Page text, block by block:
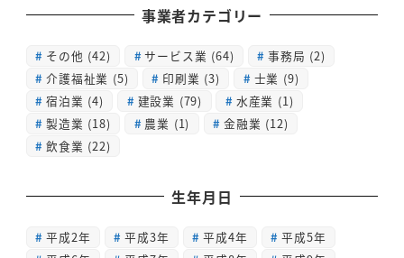
事業者カテゴリー
その他 (42) サービス業 (64) 事務局 (2)
介護福祉業 (5) 印刷業 (3) 士業 (9)
宿泊業 (4) 建設業 (79) 水産業 (1)
製造業 (18) 農業 (1) 金融業 (12)
飲食業 (22)
生年月日
平成2年 平成3年 平成4年
平成5年